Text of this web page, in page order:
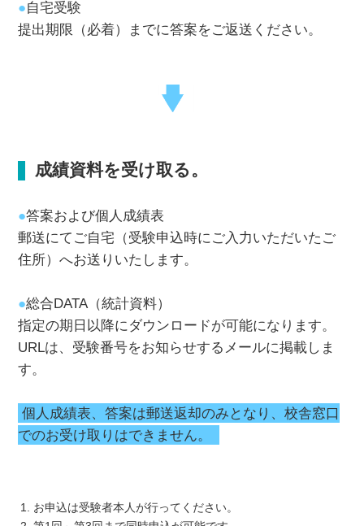
●自宅受験
提出期限（必着）までに答案をご返送ください。
成績資料を受け取る。
●答案および個人成績表
郵送にてご自宅（受験申込時にご入力いただいたご
住所）へお送りいたします。
●総合DATA（統計資料）
指定の期日以降にダウンロードが可能になります。
URLは、受験番号をお知らせするメールに掲載しま
す。
個人成績表、答案は郵送返却のみとなり、校舎窓口
でのお受け取りはできません。
お申込は受験者本人が行ってください。